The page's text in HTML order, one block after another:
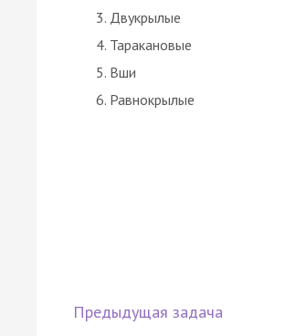
Двукрылые
Таракановые
Вши
Равнокрылые
Предыдущая задача